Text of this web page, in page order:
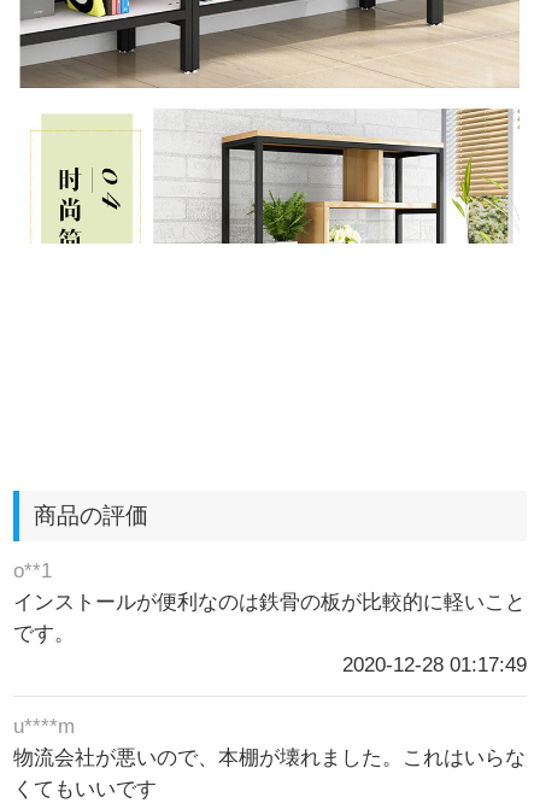
商品の評価
o**1
インストールが便利なのは鉄骨の板が比較的に軽いこと
です。
2020-12-28 01:17:49
u****m
物流会社が悪いので、本棚が壊れました。これはいらな
くてもいいです